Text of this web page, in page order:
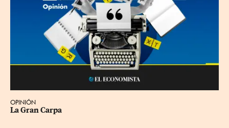
OPINIÓN
La Gran Carpa